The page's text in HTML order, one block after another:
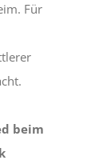
Für
beim